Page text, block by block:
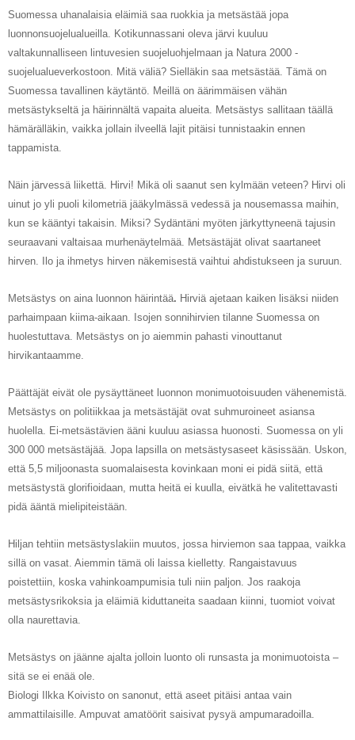
Suomessa uhanalaisia eläimiä saa ruokkia ja metsästää jopa
luonnonsuojelualueilla. Kotikunnassani oleva järvi kuuluu
valtakunnalliseen lintuvesien suojeluohjelmaan ja Natura 2000 -
suojelualueverkostoon. Mitä väliä? Sielläkin saa metsästää. Tämä on
Suomessa tavallinen käytäntö. Meillä on äärimmäisen vähän
metsästykseltä ja häirinnältä vapaita alueita. Metsästys sallitaan täällä
hämärälläkin, vaikka jollain ilveellä lajit pitäisi tunnistaakin ennen
tappamista.
Näin järvessä liikettä. Hirvi! Mikä oli saanut sen kylmään veteen? Hirvi oli
uinut jo yli puoli kilometriä jääkylmässä vedessä ja nousemassa maihin,
kun se kääntyi takaisin. Miksi? Sydäntäni myöten järkyttyneenä tajusin
seuraavani valtaisaa murhenäytelmää. Metsästäjät olivat saartaneet
hirven. Ilo ja ihmetys hirven näkemisestä vaihtui ahdistukseen ja suruun.
Metsästys on aina luonnon häirintää. Hirviä ajetaan kaiken lisäksi niiden
parhaimpaan kiima-aikaan. Isojen sonnihirvien tilanne Suomessa on
huolestuttava. Metsästys on jo aiemmin pahasti vinouttanut
hirvikantaamme.
Päättäjät eivät ole pysäyttäneet luonnon monimuotoisuuden vähenemistä.
Metsästys on politiikkaa ja metsästäjät ovat suhmuroineet asiansa
huolella. Ei-metsästävien ääni kuuluu asiassa huonosti. Suomessa on yli
300 000 metsästäjää. Jopa lapsilla on metsästysaseet käsissään. Uskon,
että 5,5 miljoonasta suomalaisesta kovinkaan moni ei pidä siitä, että
metsästystä glorifioidaan, mutta heitä ei kuulla, eivätkä he valitettavasti
pidä ääntä mielipiteistään.
Hiljan tehtiin metsästyslakiin muutos , jossa hirviemon saa tappaa, vaikka
sillä on vasat. Aiemmin tämä oli laissa kielletty. Rangaistavuus
poistettiin, koska vahinkoampumisia tuli niin paljon. Jos raakoja
metsästysrikoksia ja eläimiä kiduttaneita saadaan kiinni, tuomiot voivat
olla naurettavia
Metsästys on jäänne ajalta jolloin luonto oli runsasta ja monimuotoista –
sitä se ei enää ole.
Biologi Ilkka Koivisto on sanonut, että aseet pitäisi antaa vain
ammattilaisille. Ampuvat amatöörit saisivat pysyä ampumaradoilla.